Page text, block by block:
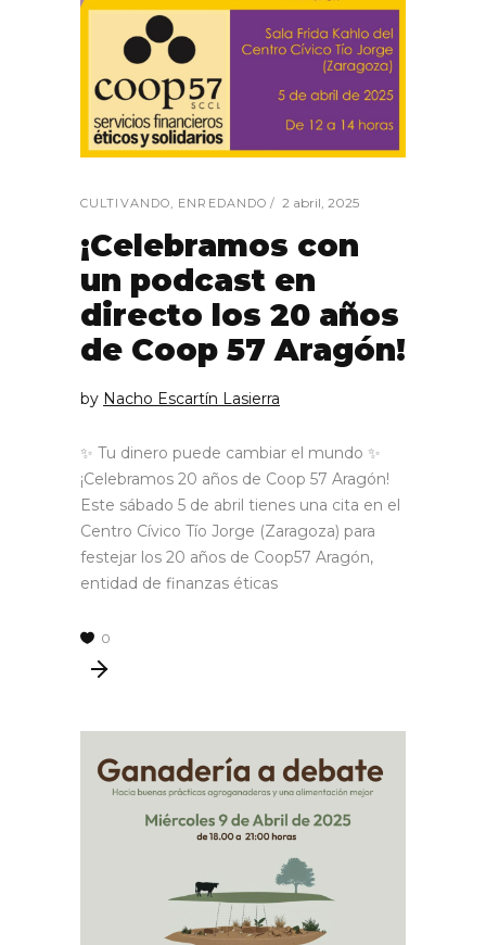
CULTIVANDO, ENREDANDO 2 abril, 2025
¡Celebramos con
un podcast en
directo los 20 años
de Coop 57 Aragón!
by Nacho Escartín Lasierra
✨ Tu dinero puede cambiar el mundo ✨
¡Celebramos 20 años de Coop 57 Aragón!
Este sábado 5 de abril tienes una cita en el
Centro Cívico Tío Jorge (Zaragoza) para
festejar los 20 años de Coop57 Aragón,
entidad de finanzas éticas
0